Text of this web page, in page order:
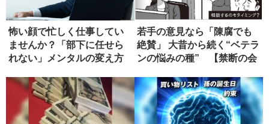
怖い顔で忙しく仕事してい
ませんか？「部下に任せら
れない」メンタルの変え方
若手の意見なら「陳腐でも
絶賛」 大昔から続く“ベテラ
ンの悩みの種” 【禁断の会